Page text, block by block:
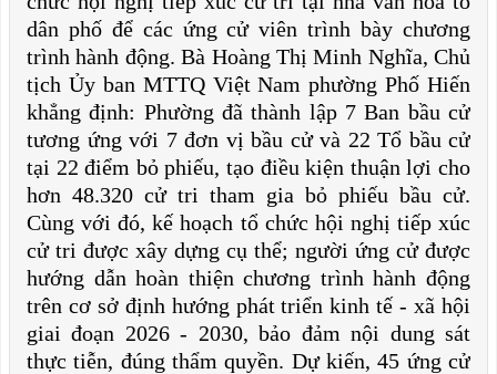
dân phố để các ứng cử viên trình bày chương
trình hành động. Bà Hoàng Thị Minh Nghĩa, Chủ
tịch Ủy ban MTTQ Việt Nam phường Phố Hiến
khẳng định: Phường đã thành lập 7 Ban bầu cử
tương ứng với 7 đơn vị bầu cử và 22 Tổ bầu cử
tại 22 điểm bỏ phiếu, tạo điều kiện thuận lợi cho
hơn 48.320 cử tri tham gia bỏ phiếu bầu cử.
Cùng với đó, kế hoạch tổ chức hội nghị tiếp xúc
cử tri được xây dựng cụ thể; người ứng cử được
hướng dẫn hoàn thiện chương trình hành động
trên cơ sở định hướng phát triển kinh tế - xã hội
giai đoạn 2026 - 2030, bảo đảm nội dung sát
thực tiễn, đúng thẩm quyền. Dự kiến, 45 ứng cử